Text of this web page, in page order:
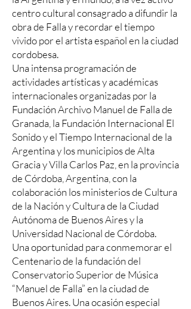
centro cultural consagrado a difundir la
obra de Falla y recordar el tiempo
vivido por el artista español en la ciudad
cordobesa.
Una intensa programación de
actividades artísticas y académicas
internacionales organizadas por la
Fundación Archivo Manuel de Falla de
Granada, la Fundación Internacional El
Sonido y el Tiempo Internacional de la
Argentina y los municipios de Alta
Gracia y Villa Carlos Paz, en la provincia
de Córdoba, Argentina, con la
colaboración los ministerios de Cultura
de la Nación y Cultura de la Ciudad
Autónoma de Buenos Aires y la
Universidad Nacional de Córdoba.
Una oportunidad para conmemorar el
Centenario de la fundación del
Conservatorio Superior de Música
“Manuel de Falla” en la ciudad de
Buenos Aires. Una ocasión especial